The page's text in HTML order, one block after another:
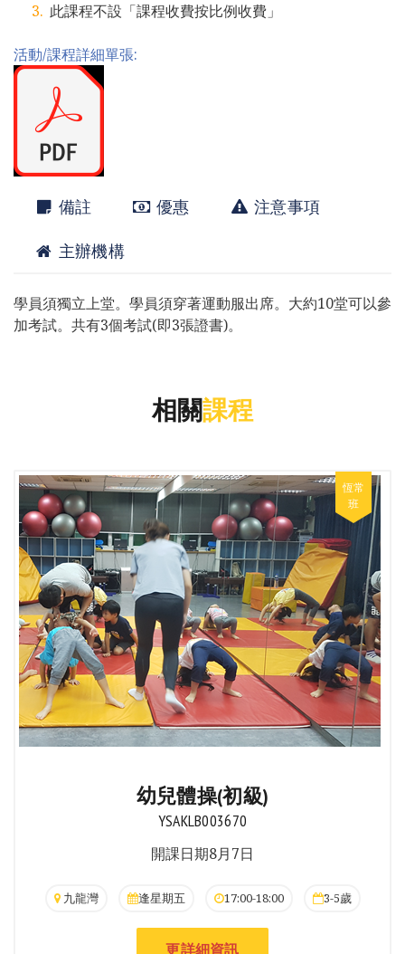
此課程不設「課程收費按比例收費」
活動/課程詳細單張:
備註 優惠 注意事項
主辦機構
學員須獨立上堂。學員須穿著運動服出席。大約10堂可以參
加考試。共有3個考試(即3張證書)。
相關課程
幼兒體操(初級)
YSAKLB003670
開課日期8月7日
九龍灣 逢星期五 17:00-18:00 3-5歲
更詳細資訊